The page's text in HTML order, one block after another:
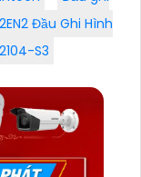
Đầu Ghi Hình
S3